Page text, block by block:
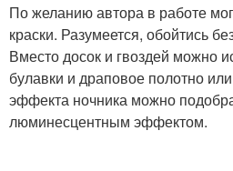
По желанию автора в работе
краски. Разумеется, обойтись
Вместо досок и гвоздей можно
булавки и драповое полотно
эффекта ночника можно
люминесцентным эффектом.